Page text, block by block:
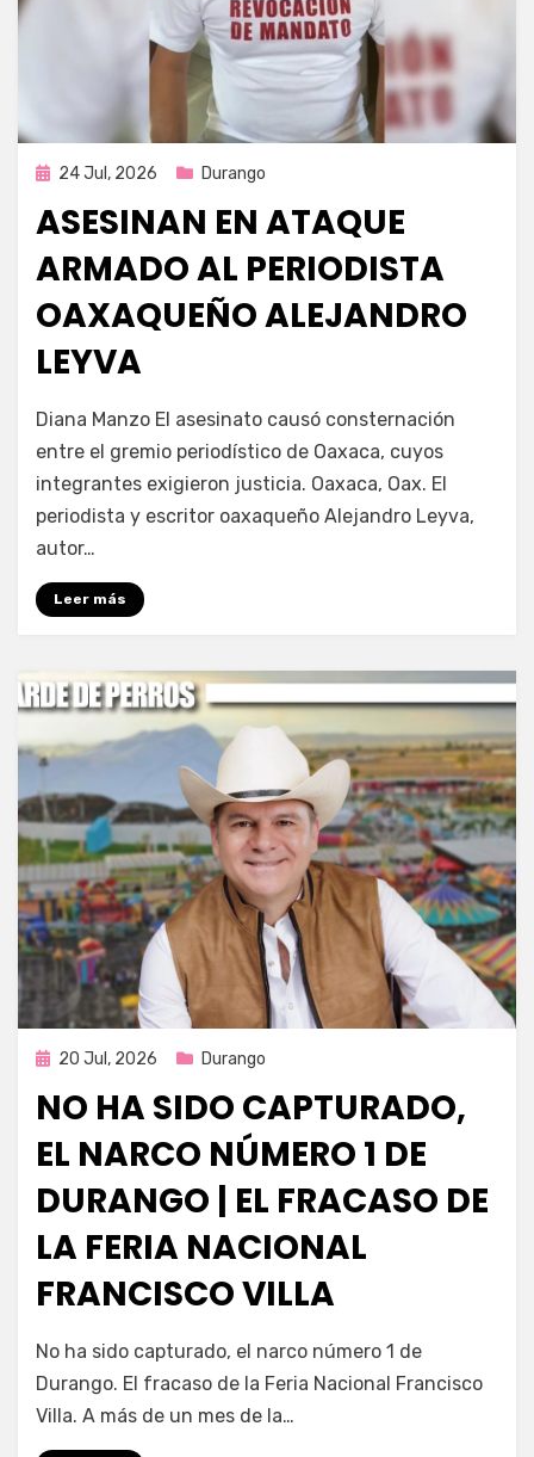
Publicada
24 Jul, 2026 Durango
ASESINAN EN ATAQUE
ARMADO AL PERIODISTA
OAXAQUEÑO ALEJANDRO
LEYVA
Fernando Miranda Servín
Diana Manzo El asesinato causó consternación
entre el gremio periodístico de Oaxaca, cuyos
integrantes exigieron justicia. Oaxaca, Oax. El
periodista y escritor oaxaqueño Alejandro Leyva,
autor…
Leer más
Publicada
20 Jul, 2026 Durango
NO HA SIDO CAPTURADO,
EL NARCO NÚMERO 1 DE
DURANGO | EL FRACASO DE
LA FERIA NACIONAL
FRANCISCO VILLA
por Fernando Miranda Servín
No ha sido capturado, el narco número 1 de
Durango. El fracaso de la Feria Nacional Francisco
Villa. A más de un mes de la…